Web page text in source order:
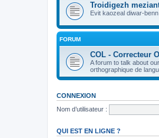
Troidigezh
Evit kaozeal diwar-
FORUM
COL - Correcteur
A forum to talk about
orthographique de
CONNEXION
Nom d’utilisateur :
QUI EST EN LIGNE ?